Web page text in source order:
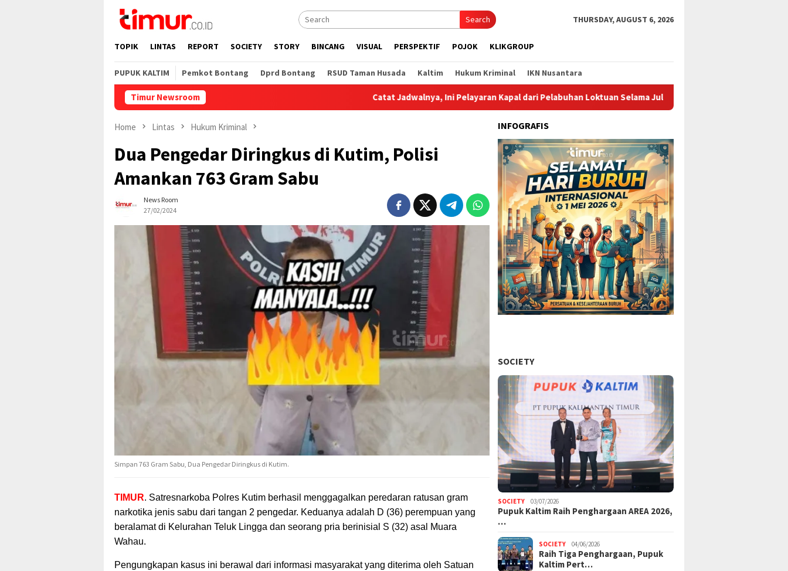
content
Search THURSDAY, AUGUST 6, 2026
TOPIK LINTAS REPORT SOCIETY STORY BINCANG VISUAL PERSPEKTIF POJOK KLIKGROUP
PUPUK KALTIM Pemkot Bontang Dprd Bontang RSUD Taman Husada Kaltim Hukum Kriminal IKN Nusantara
Timur Newsroom Catat Jadwalnya, Ini Pelayaran Kapal dari Pelabuhan Loktuan Selama Juli 2026 Pupuk Kaltim Raih
Home Lintas Hukum Kriminal
Dua Pengedar Diringkus di Kutim, Polisi
Amankan 763 Gram Sabu
News Room
27/02/2024
Simpan 763 Gram Sabu, Dua Pengedar Diringkus di Kutim.
TIMUR. Satresnarkoba Polres Kutim berhasil menggagalkan peredaran ratusan gram
narkotika jenis sabu dari tangan 2 pengedar. Keduanya adalah D (36) perempuan yang
beralamat di Kelurahan Teluk Lingga dan seorang pria berinisial S (32) asal Muara
Wahau.
Pengungkapan kasus ini berawal dari informasi masyarakat yang diterima oleh Satuan
INFOGRAFIS
SOCIETY
SOCIETY 03/07/2026
Pupuk Kaltim Raih Penghargaan AREA 2026,
…
SOCIETY 04/06/2026
Raih Tiga Penghargaan, Pupuk
Kaltim Pert…